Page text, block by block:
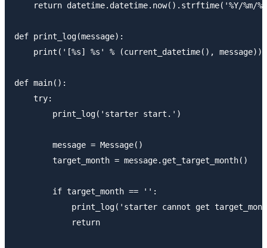
return datetime.datetime.now().strftime('%Y/%m/
def print_log(message):
    print('[%s] %s' % (current_datetime(), message))
def main():
    try:
        print_log('starter start.')
        message = Message()
        target_month = message.get_target_month()
        if target_month == '':
print_log('starter cannot get
            return